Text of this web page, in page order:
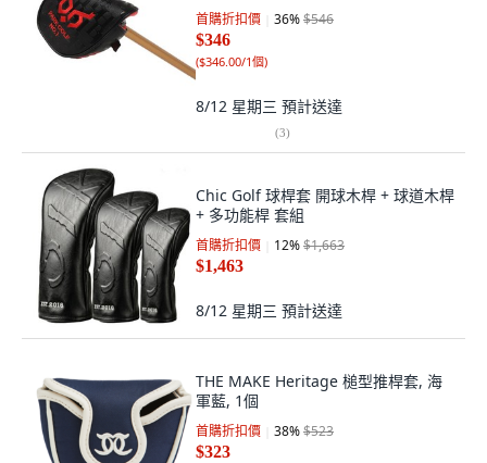
首購折扣價 36%$546
$346
($346.00/1個)
8/12 星期三 預計送達
(3)
Chic Golf 球桿套 開球木桿 + 球道木桿
+ 多功能桿 套組
首購折扣價 12%$1,663
$1,463
8/12 星期三 預計送達
THE MAKE Heritage 槌型推桿套, 海
軍藍, 1個
首購折扣價 38%$523
$323